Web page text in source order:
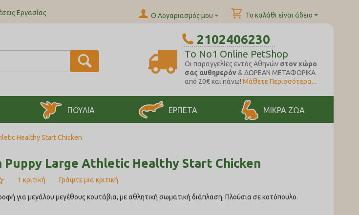
Εργασίας Το καλάθι είναι άδειο
Ο Λογαριασμός μου
2102406230
To No1 Online PetShop
Oι παραγγελίες εντός Αθηνών στον χώρο
σας αυθημερόν& ΔΩΡΕΑΝ ΜΕΤΑΦΟΡΙΚΑ
από 20€ και πάνω! Μάθετε Περισσότερα...
ΠΟΥΛΙΑ ΕΡΠΕΤΑ ΜΙΚΡΑ ΖΩΑ
Healthy Start Chicken
Puppy Large Athletic Healthy Start Chicken
1 κριτική Γράψτε μια κριτική
για μεγάλου μεγέθους κουτάβια, με αθλητική σωματική διάπλαση. Πλούσια σε κοτόπουλο.